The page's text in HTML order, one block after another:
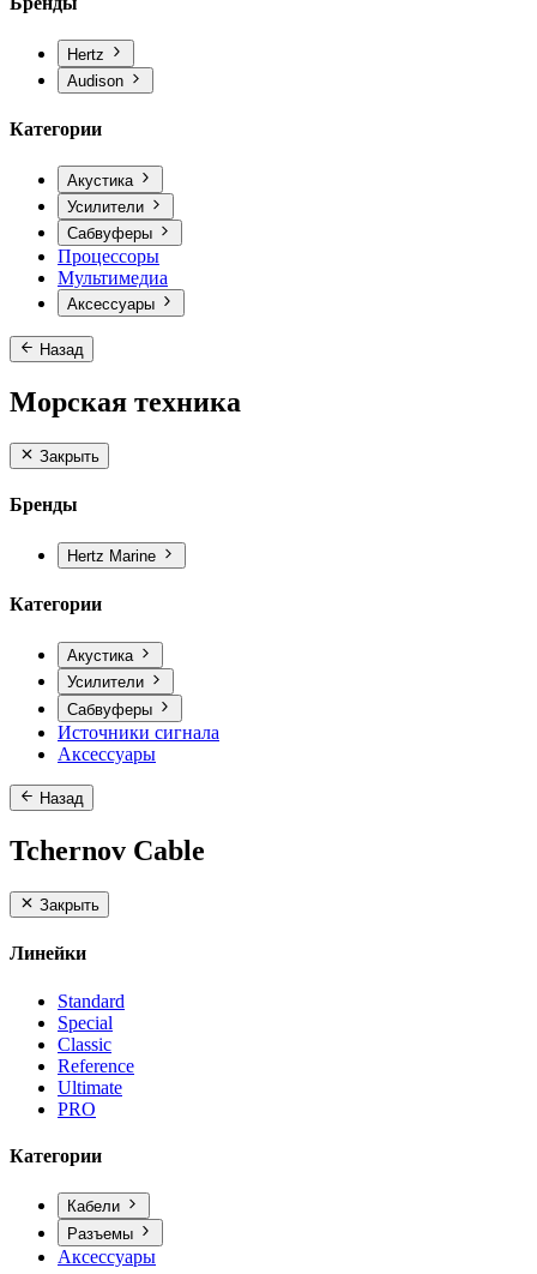
Hertz
Audison
Категории
Акустика
Усилители
Сабвуферы
Процессоры
Мультимедиа
Аксессуары
Назад
Морская техника
Закрыть
Бренды
Hertz Marine
Категории
Акустика
Усилители
Сабвуферы
Источники сигнала
Аксессуары
Назад
Tchernov Cable
Закрыть
Линейки
Standard
Special
Classic
Reference
Ultimate
PRO
Категории
Кабели
Разъемы
Аксессуары